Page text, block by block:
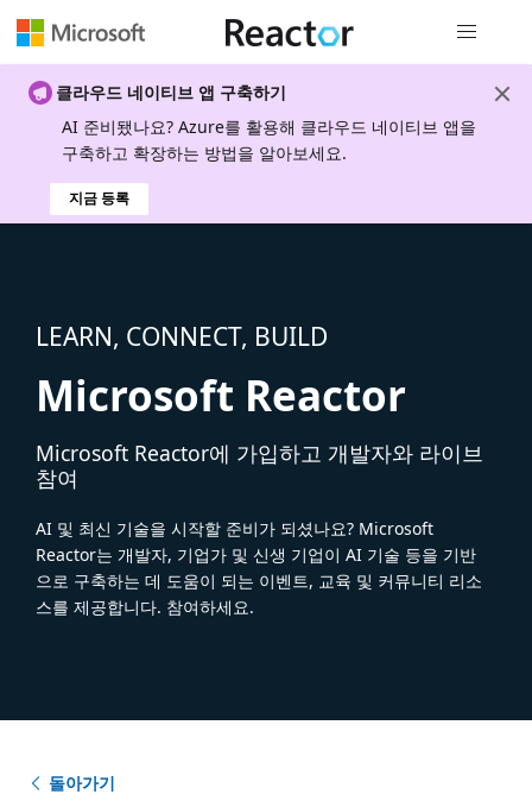
클라우드 네이티브 앱 구축하기
AI 준비됐나요? Azure를 활용해 클라우드 네이티브 앱을
구축하고 확장하는 방법을 알아보세요.
지금 등록
LEARN, CONNECT, BUILD
Microsoft Reactor
Microsoft Reactor에 가입하고 개발자와 라이브
참여
AI 및 최신 기술을 시작할 준비가 되셨나요? Microsoft
Reactor는 개발자, 기업가 및 신생 기업이 AI 기술 등을 기반
으로 구축하는 데 도움이 되는 이벤트, 교육 및 커뮤니티 리소
스를 제공합니다. 참여하세요.
돌아가기